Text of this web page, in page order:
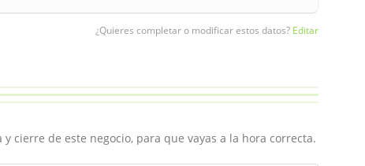
¿Quieres completar o modificar estos datos? Editar
cierre de este negocio, para que vayas a la hora correcta.